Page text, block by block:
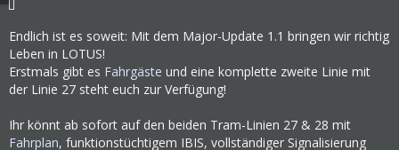
Endlich ist es soweit: Mit dem Major-Update 1.1 bringen wir richtig
Leben in LOTUS!
Erstmals gibt es Fahrgäste und eine komplette zweite Linie mit
der Linie 27 steht euch zur Verfügung!
Ihr könnt ab sofort auf den beiden Tram-Linien 27 & 28 mit
Fahrplan, funktionstüchtigem IBIS, vollständiger Signalisierung